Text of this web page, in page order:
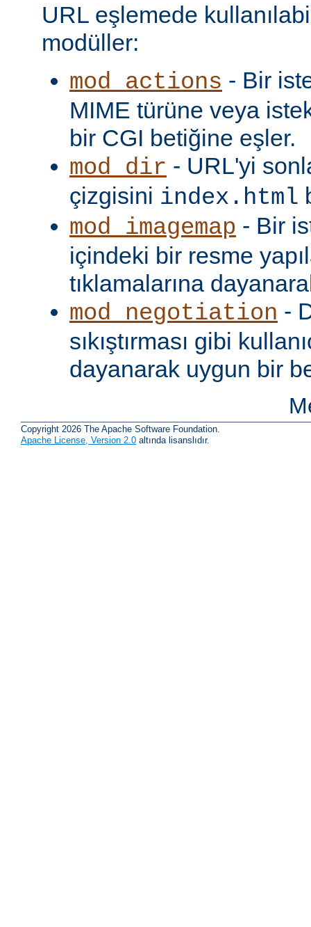
URL eşlemede
modüller:
mod_actions - Bir
MIME türüne veya
bir CGI betiğine eşler.
mod_dir - URL'yi
çizgisini index.html
mod_imagemap - Bir
içindeki bir resme
tıklamalarına
mod_negotiation -
sıkıştırması gibi
dayanarak uygun bir
Copyright 2026 The Apache Software Foundation.
Apache License, Version 2.0 altında lisanslıdır.